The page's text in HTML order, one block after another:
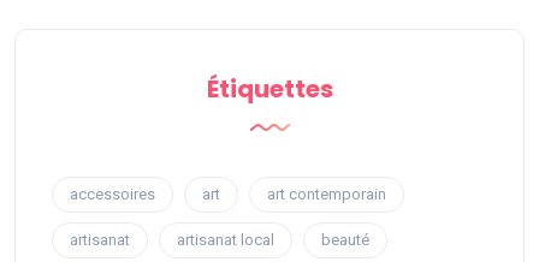
Étiquettes
accessoires art art contemporain
artisanat artisanat local beauté